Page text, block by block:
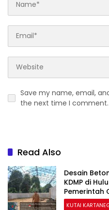
Save my name, email,
the next time I comment.
Read Also
Desain
KDMP di
Pemerintah
KUTAI